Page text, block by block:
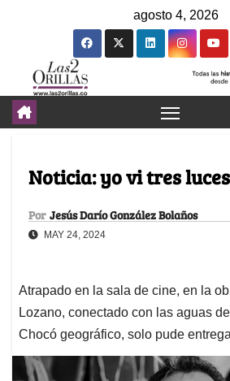
agosto 4, 2026
Noticia: yo vi tres
Por Jesús Darío González Bolaños
MAY 24, 2024
Atrapado en la sala de cine, en la
Lozano, conectado con las aguas
Chocó geográfico, solo pude